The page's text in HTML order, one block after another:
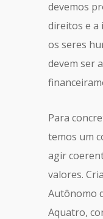
devemos
direitos e a
os seres
devem ser
Para
temos um
agir
valores.
Autônomo
Aquatro,